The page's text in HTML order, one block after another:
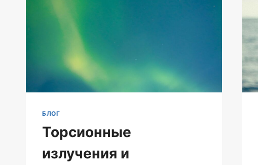
БЛОГ
Торсионные
излучения и